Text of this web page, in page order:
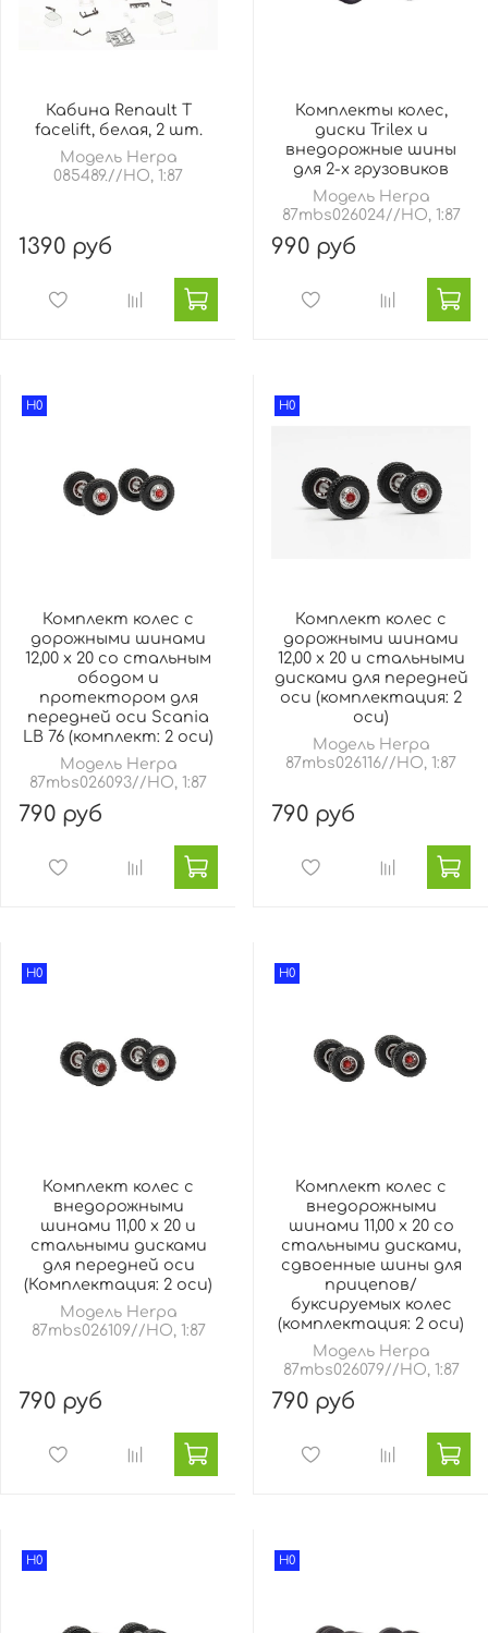
Кабина Renault T
facelift, белая, 2 шт.
Модель Herpa
085489.//HO, 1:87
1390 руб
Комплекты колес,
диски Trilex и
внедорожные шины
для 2-х грузовиков
Модель Herpa
87mbs026024//HO, 1:87
990 руб
H0
Комплект колес с
дорожными шинами
12,00 x 20 со стальным
ободом и
протектором для
передней оси Scania
LB 76 (комплект: 2 оси)
Модель Herpa
87mbs026093//HO, 1:87
790 руб
H0
Комплект колес с
дорожными шинами
12,00 х 20 и стальными
дисками для передней
оси (комплектация: 2
оси)
Модель Herpa
87mbs026116//HO, 1:87
790 руб
H0
Комплект колес с
внедорожными
шинами 11,00 х 20 и
стальными дисками
для передней оси
(Комплектация: 2 оси)
Модель Herpa
87mbs026109//HO, 1:87
790 руб
H0
Комплект колес с
внедорожными
шинами 11,00 x 20 со
стальными дисками,
сдвоенные шины для
прицепов/
буксируемых колес
(комплектация: 2 оси)
Модель Herpa
87mbs026079//HO, 1:87
790 руб
H0 H0